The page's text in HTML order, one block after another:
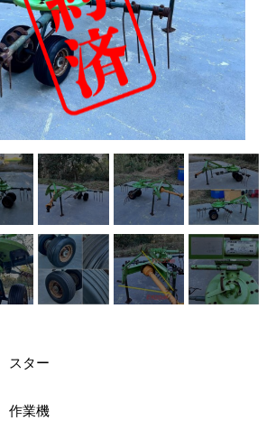
スター
作業機